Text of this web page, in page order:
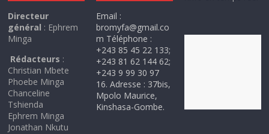
Directeur
général : Ephrem
Minga
Rédacteurs :
Christian Mbete
Phoebe Minga
Chanceline
Tshienda
Ephrem Minga
Jonathan Nkutu
Email :
bromyfa@gmail.co
m Téléphone :
+243 85 45 22 133;
+243 81 62 144 62;
+243 9 99 30 97
16. Adresse : 37bis,
Mpolo Maurice,
Kinshasa-Gombe.